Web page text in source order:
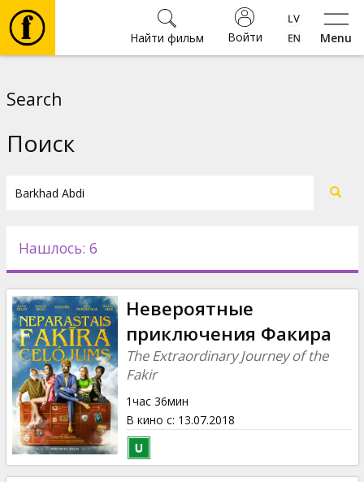
Menu
Войти
Найти фильм
Новости
Подарки
Кинозакуски
B2B
Клуб
Search
Поиск
Нашлось: 6
Невероятные
приключения Факира
The Extraordinary Journey of the
Fakir
1час 36мин
В кино с: 13.07.2018